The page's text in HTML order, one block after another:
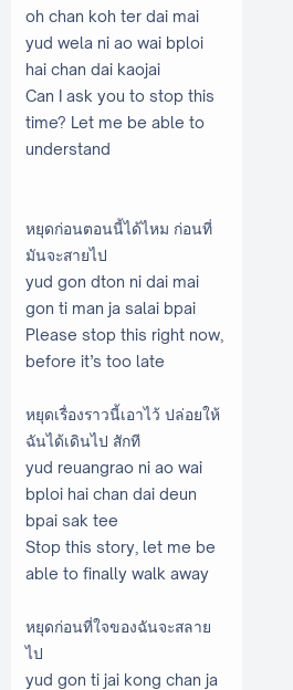
oh chan koh ter dai mai
yud wela ni ao wai bploi
hai chan dai kaojai
Can I ask you to stop this
time? Let me be able to
understand
หยุดก่อนตอนนี้ได้ไหม ก่อนที่
มันจะสายไป
yud gon dton ni dai mai
gon ti man ja salai bpai
Please stop this right now,
before it’s too late
หยุดเรื่องราวนี้เอาไว้ ปล่อยให้
ฉันได้เดินไป สักที
yud reuangrao ni ao wai
bploi hai chan dai deun
bpai sak tee
Stop this story, let me be
able to finally walk away
หยุดก่อนที่ใจของฉันจะสลาย
ไป
yud gon ti jai kong chan ja